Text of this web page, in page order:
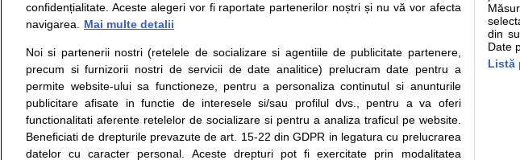
Despre noi
Contact
Intrebari frecvente
Consultanti
medicali
Termeni si conditii
Politica de
confidentialitate
Politica de cookie
Modifica Setarile Cookie
Drepturile consumatorului
Protectia consumatorilor -
ANPC
Solutionarea Alternativa a
Litigiilor
Info consumator:
Formulare europene - CNAS
Ministerul Sanatatii - ANMDM
confidențialitate. Aceste alegeri vor fi raportate partenerilor noștri și nu vă vor afecta
navigarea.
Mai multe detalii
Noi si partenerii nostri (retelele de socializare si agentiile de publicitate partenere,
precum si furnizorii nostri de servicii de date analitice) prelucram date pentru a
permite website-ului sa functioneze, pentru a personaliza continutul si anunturile
publicitare afisate in functie de interesele si/sau profilul dvs., pentru a va oferi
functionalitati aferente retelelor de socializare si pentru a analiza traficul pe website.
Beneficiati de drepturile prevazute de art. 15-22 din GDPR in legatura cu prelucrarea
datelor cu caracter personal. Aceste drepturi pot fi exercitate prin modalitatea
din
Date
Listă